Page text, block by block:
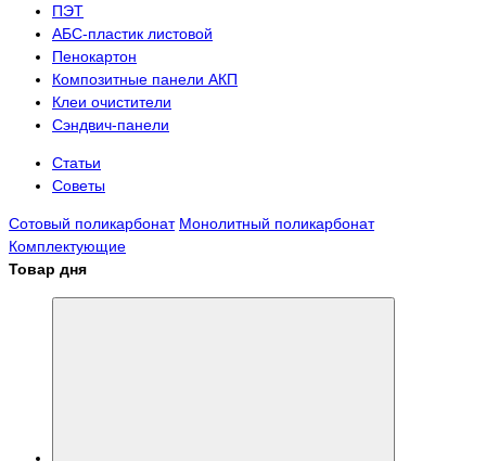
ПЭТ
АБС-пластик листовой
Пенокартон
Композитные панели АКП
Клеи очистители
Сэндвич-панели
Статьи
Советы
Сотовый поликарбонат Монолитный поликарбонат
Комплектующие
Товар дня